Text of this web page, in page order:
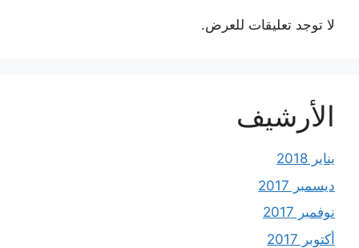
لا توجد تعليقات للعرض.
الأرشيف
يناير 2018
ديسمبر 2017
نوفمبر 2017
أكتوبر 2017